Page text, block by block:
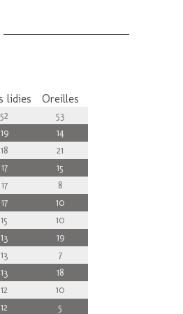
lidies Oreilles
52
53
19
14
18
21
17
15
17
8
17
10
15
10
13
19
13
7
13
18
12
10
12
5